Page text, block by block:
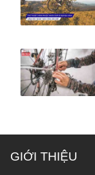
GIỚI THIỆU